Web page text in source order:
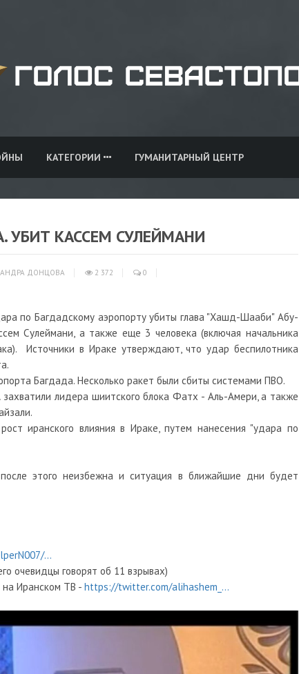
КАТЕГОРИИ ГУМАНИТАРНЫЙ ЦЕНТР
УБИТ КАССЕМ СУЛЕЙМАНИ
ДОНЦОВА 2 372 0
по Багдадскому аэропорту убиты глава "Хашд-Шааби" Абу-
Сулеймани, а также еще 3 человека (включая начальника
Источники в Ираке утверждают, что удар беспилотника
Багдада. Несколько ракет были сбиты системами ПВО.
лидера шиитского блока Фатх - Аль-Амери, а также
иранского влияния в Ираке, путем нанесения "удара по
этого неизбежна и ситуация в ближайшие дни будет
...
очевидцы говорят об 11 взрывах)
Иранском ТВ - https://twitter.com/alihashem_...